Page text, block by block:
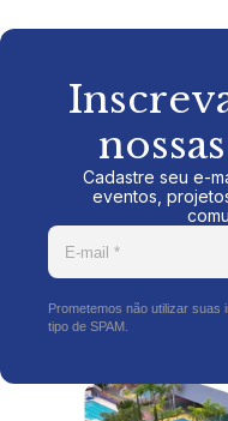
Cadastre seu e-
eventos,
Prometemos não utilizar
tipo de SPAM.